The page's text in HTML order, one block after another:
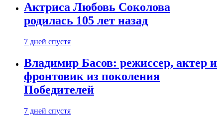
Актриса Любовь Соколова
родилась 105 лет назад
7 дней спустя
Владимир Басов: режиссер, актер и
фронтовик из поколения
Победителей
7 дней спустя